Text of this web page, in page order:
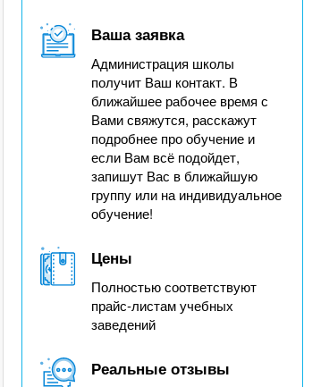
Ваша заявка
Администрация школы
получит Ваш контакт. В
ближайшее рабочее время с
Вами свяжутся, расскажут
подробнее про обучение и
если Вам всё подойдет,
запишут Вас в ближайшую
группу или на индивидуальное
обучение!
Цены
Полностью соответствуют
прайс-листам учебных
заведений
Реальные отзывы